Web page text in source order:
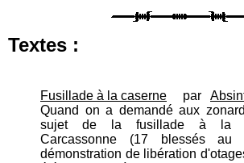
Textes :
Fusillade à la caserne par
Quand on a demandé aux
sujet de la fusillade à la
Carcassonne (17 blessés au
démonstration de libération